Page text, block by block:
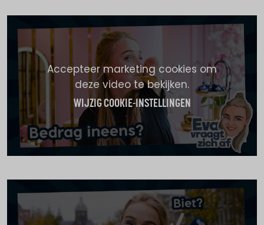
Accepteer marketing cookies om
deze video te bekijken.
WIJZIG COOKIE-INSTELLINGEN